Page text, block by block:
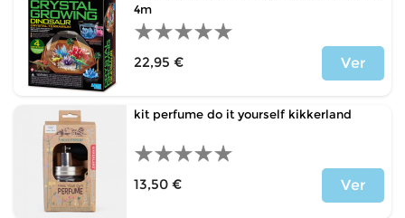
4m
22,95 €
Ver
kit perfume do it yourself kikkerland
13,50 €
Ver